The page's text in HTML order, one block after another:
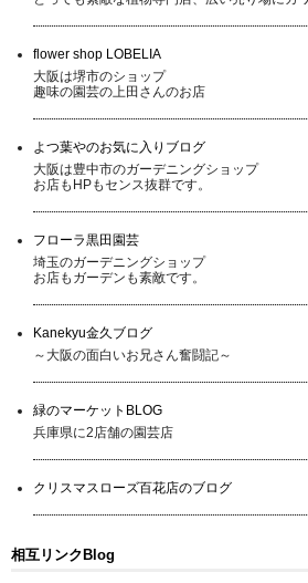
flower shop LOBELIA
大阪は堺市のショップ
趣味の園芸の上田さんのお店
よつ葉やのお気に入りブログ
大阪は豊中市のガーデニングショップ
お店もHPもセンス抜群です。
フローラ黒田園芸
埼玉のガーデニングショップ
お店もガーデンも素敵です。
Kanekyu金久ブログ
～大阪の面白いお兄さん奮闘記～
緑のマーケットBLOG
兵庫県に2店舗の園芸店
クリスマスローズ百花店のブログ
相互リンクBlog